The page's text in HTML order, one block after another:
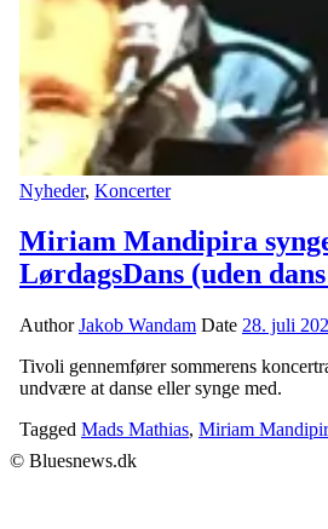
Nyheder, Koncerter
Miriam Mandipira
LørdagsDans (uden
AuthorJakob Wandam Date 28. juli
Tivoli gennemfører sommerens
undvære at danse eller synge med.
Tagged Mads Mathias, Miriam
© Bluesnews.dk